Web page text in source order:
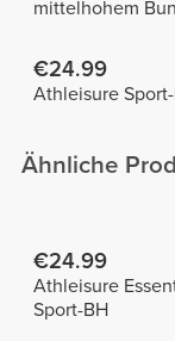
mittelhohem
€24.99
Athleisure
Ähnliche
€24.99
Athleisure
Sport-BH